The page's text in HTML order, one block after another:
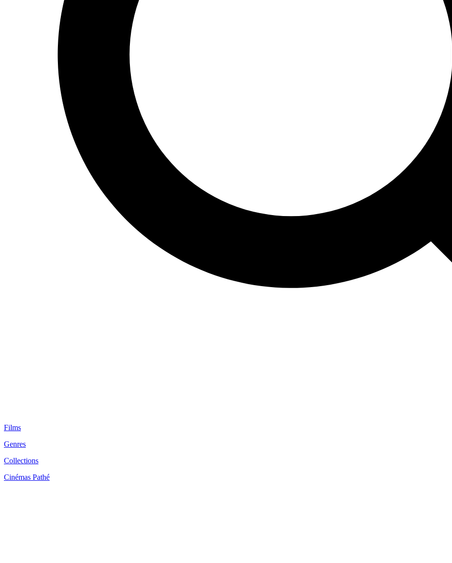
Films
Genres
Collections
Cinémas Pathé